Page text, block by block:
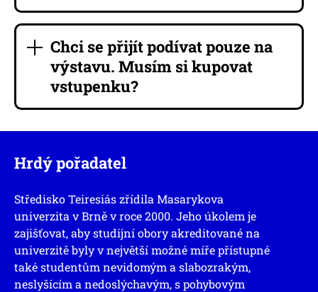
Chci se přijít podívat pouze na
výstavu. Musím si kupovat
vstupenku?
Hrdý pořadatel
Středisko Teiresiás zřídila Masarykova
univerzita v Brně v roce 2000. Jeho úkolem je
zajišťovat, aby studijní obory akreditované na
univerzitě byly v největší možné míře přístupné
také studentům nevidomým a slabozrakým,
neslyšícím a nedoslýchavým, s pohybovým